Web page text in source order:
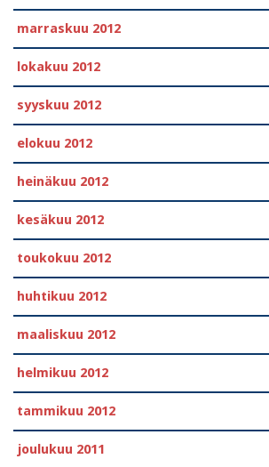
marraskuu 2012
lokakuu 2012
syyskuu 2012
elokuu 2012
heinäkuu 2012
kesäkuu 2012
toukokuu 2012
huhtikuu 2012
maaliskuu 2012
helmikuu 2012
tammikuu 2012
joulukuu 2011